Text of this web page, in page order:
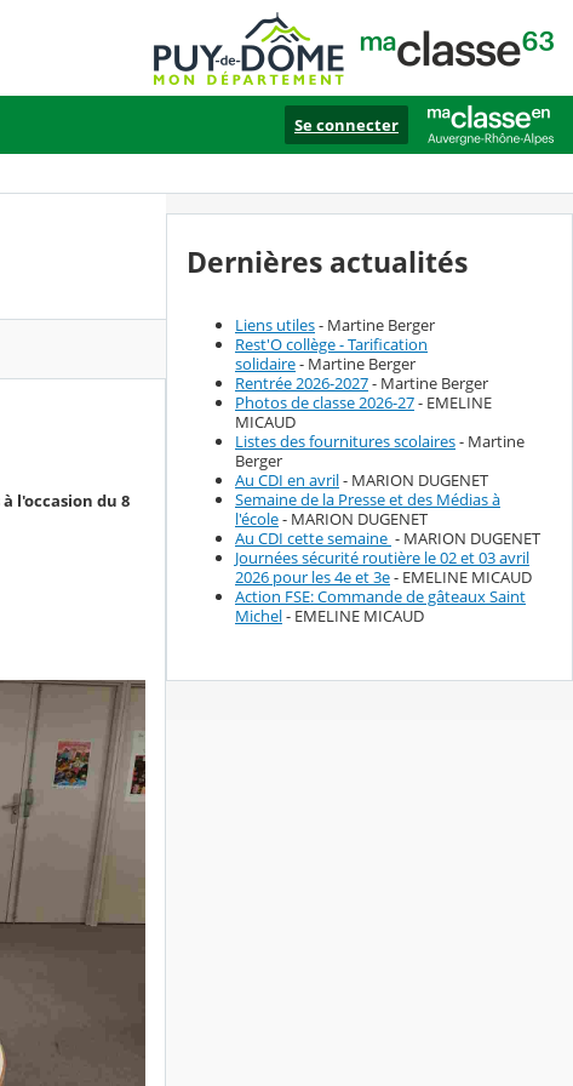
Se connecter
l'occasion du 8
Dernières actualités
Liens utiles- Martine Berger
Rest'O collège - Tarification
solidaire- Martine Berger
Rentrée 2026-2027- Martine Berger
Photos de classe 2026-27- EMELINE
MICAUD
Listes des fournitures scolaires- Martine
Berger
Au CDI en avril- MARION DUGENET
Semaine de la Presse et des Médias à
l'école- MARION DUGENET
Au CDI cette semaine - MARION DUGENET
Journées sécurité routière le 02 et 03 avril
2026 pour les 4e et 3e- EMELINE MICAUD
Action FSE: Commande de gâteaux Saint
Michel- EMELINE MICAUD